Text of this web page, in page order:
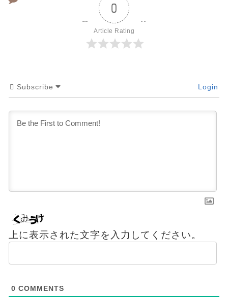
0
Article Rating
Subscribe Login
上に表示された文字を入力してください。
0 COMMENTS